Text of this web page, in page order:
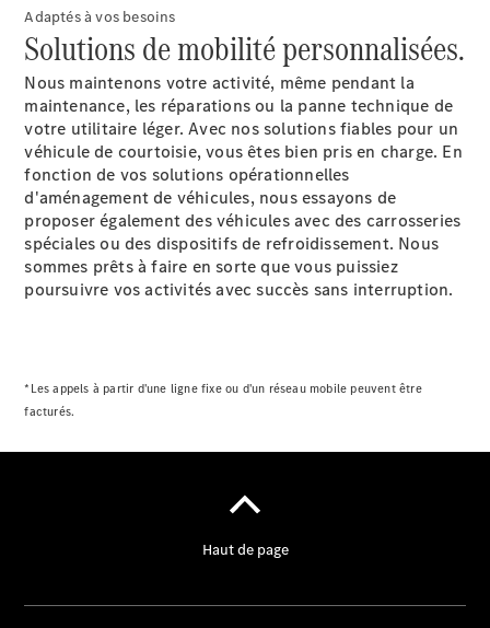
Prestataire /
Protection des
données
Adaptés à vos besoins
Solutions de mobilité personnalisées.
Nous maintenons votre activité, même pendant la
maintenance, les réparations ou la panne technique de
votre utilitaire léger. Avec nos solutions fiables pour un
véhicule de courtoisie, vous êtes bien pris en charge. En
fonction de vos solutions opérationnelles
d'aménagement de véhicules, nous essayons de
proposer également des véhicules avec des carrosseries
spéciales ou des dispositifs de refroidissement. Nous
sommes prêts à faire en sorte que vous puissiez
poursuivre vos activités avec succès sans interruption.
*Les appels à partir d'une ligne fixe ou d'un réseau mobile peuvent être
facturés.